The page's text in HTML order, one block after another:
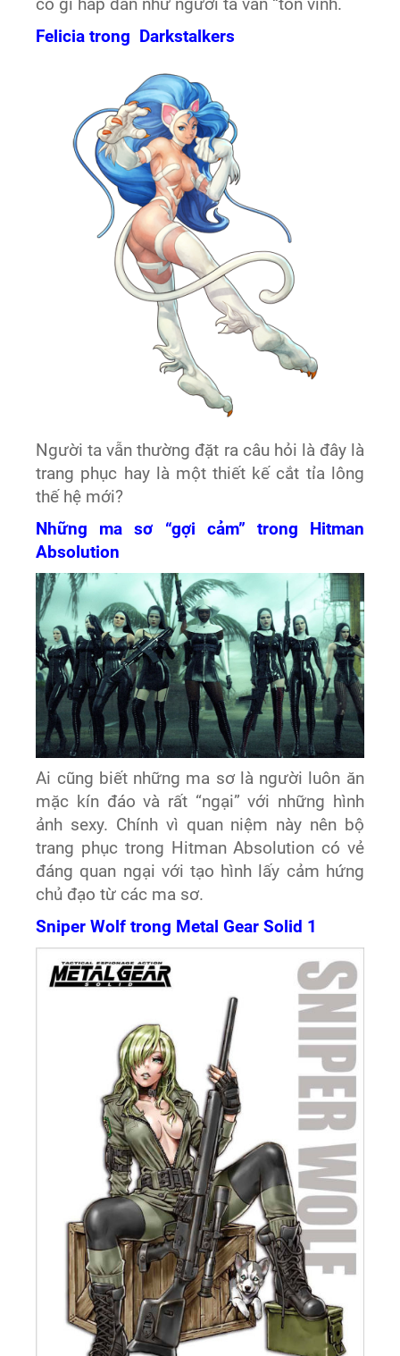
có gì hấp dẫn như người ta vẫn “tôn vinh.
Felicia trong Darkstalkers
Người ta vẫn thường đặt ra câu hỏi là đây là
trang phục hay là một thiết kế cắt tỉa lông
thế hệ mới?
Những ma sơ “gợi cảm” trong Hitman
Absolution
Ai cũng biết những ma sơ là người luôn ăn
mặc kín đáo và rất “ngại” với những hình
ảnh sexy. Chính vì quan niệm này nên bộ
trang phục trong Hitman Absolution có vẻ
đáng quan ngại với tạo hình lấy cảm hứng
chủ đạo từ các ma sơ.
Sniper Wolf trong Metal Gear Solid 1